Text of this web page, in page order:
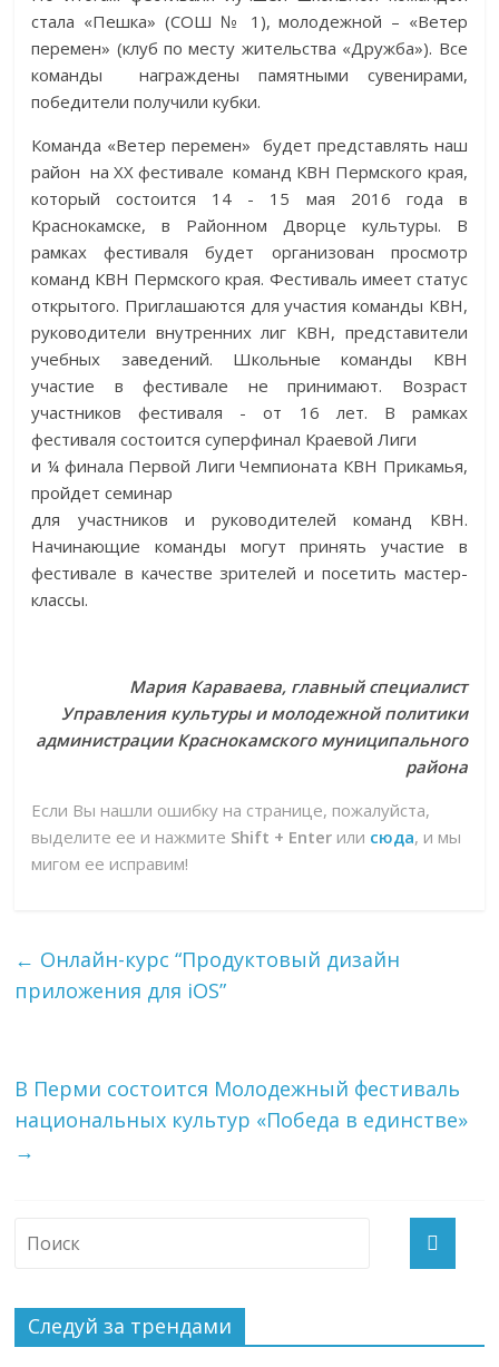
стала «Пешка» (СОШ № 1), молодежной – «Ветер
перемен» (клуб по месту жительства «Дружба»). Все
команды награждены памятными сувенирами,
победители получили кубки.
Команда «Ветер перемен» будет представлять наш
район на XX фестивале команд КВН Пермского края,
который состоится 14 - 15 мая 2016 года в
Краснокамске, в Районном Дворце культуры. В
рамках фестиваля будет организован просмотр
команд КВН Пермского края. Фестиваль имеет статус
открытого. Приглашаются для участия команды КВН,
руководители внутренних лиг КВН, представители
учебных заведений. Школьные команды КВН
участие в фестивале не принимают. Возраст
участников фестиваля - от 16 лет. В рамках
фестиваля состоится суперфинал Краевой Лиги
и ¼ финала Первой Лиги Чемпионата КВН Прикамья,
пройдет семинар
для участников и руководителей команд КВН.
Начинающие команды могут принять участие в
фестивале в качестве зрителей и посетить мастер-
классы.
Мария Караваева, главный специалист
Управления культуры и молодежной политики
администрации Краснокамского муниципального
района
Если Вы нашли ошибку на странице, пожалуйста,
выделите ее и нажмите Shift + Enter или сюда, и мы
мигом ее исправим!
← Онлайн-курс “Продуктовый дизайн
приложения для iOS”
В Перми состоится Молодежный фестиваль
национальных культур «Победа в единстве»
→
Следуй за трендами